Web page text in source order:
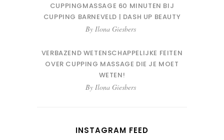
CUPPINGMASSAGE 60 MINUTEN BIJ
CUPPING BARNEVELD | DASH UP BEAUTY
By Ilona Giesbers
VERBAZEND WETENSCHAPPELIJKE FEITEN
OVER CUPPING MASSAGE DIE JE MOET
WETEN!
By Ilona Giesbers
INSTAGRAM FEED